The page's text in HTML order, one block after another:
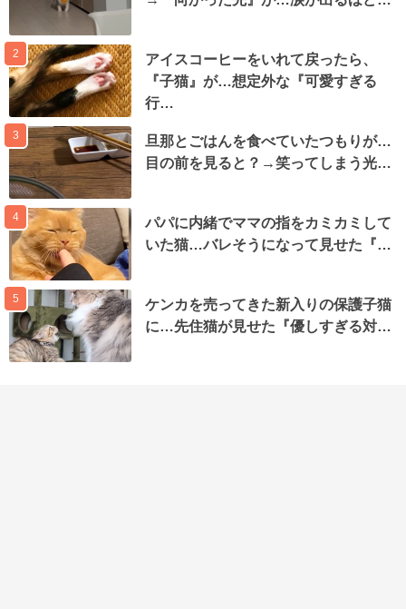
2
アイスコーヒーをいれて戻ったら、
『子猫』が…想定外な『可愛すぎる
行…
3
旦那とごはんを食べていたつもりが…
目の前を見ると？→笑ってしまう光…
4
パパに内緒でママの指をカミカミして
いた猫…バレそうになって見せた『…
5
ケンカを売ってきた新入りの保護子猫
に…先住猫が見せた『優しすぎる対…